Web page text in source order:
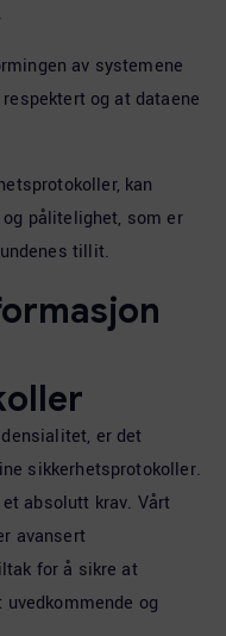
av systemene
og at dataene
kan
pålitelighet, som er
tillit.
er det
sikkerhetsprotokoller.
absolutt krav. Vårt
avansert
for å sikre at
og